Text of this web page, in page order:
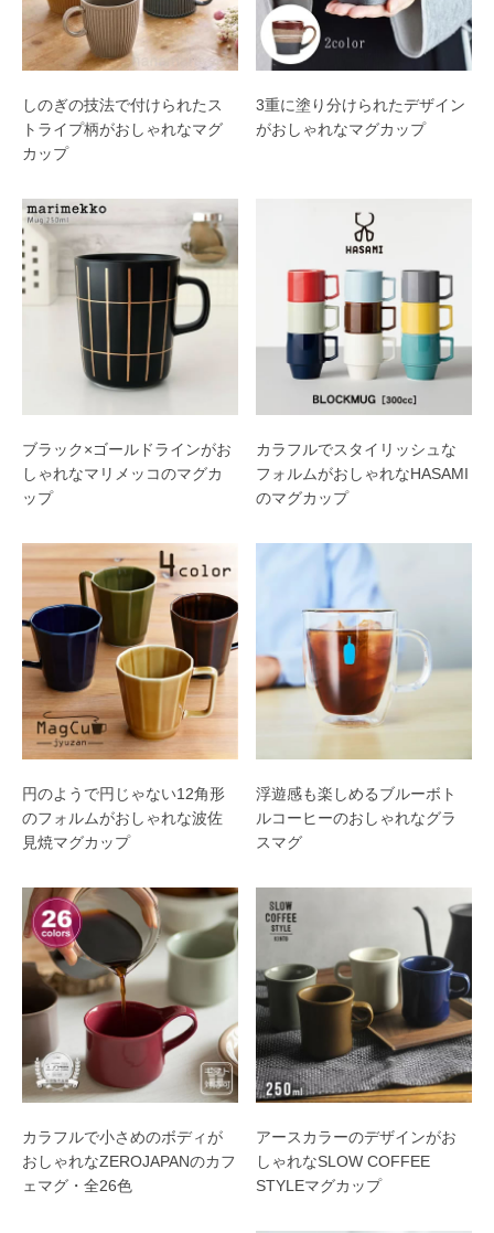
しのぎの技法で付けられたス
トライプ柄がおしゃれなマグ
カップ
3重に塗り分けられたデザイン
がおしゃれなマグカップ
ブラック×ゴールドラインがお
しゃれなマリメッコのマグカ
ップ
カラフルでスタイリッシュな
フォルムがおしゃれなHASAMI
のマグカップ
円のようで円じゃない12角形
のフォルムがおしゃれな波佐
見焼マグカップ
浮遊感も楽しめるブルーボト
ルコーヒーのおしゃれなグラ
スマグ
カラフルで小さめのボディが
おしゃれなZEROJAPANのカフ
ェマグ・全26色
アースカラーのデザインがお
しゃれなSLOW COFFEE
STYLEマグカップ